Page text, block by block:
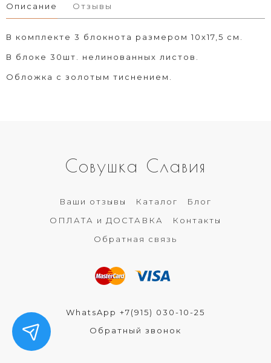
Описание Отзывы
В комплекте 3 блокнота размером 10х17,5 см.
В блоке 30шт. нелинованных листов.
Обложка с золотым тиснением.
Совушка Славия
Ваши отзывы Каталог
Блог
ОПЛАТА и ДОСТАВКА
Контакты
Обратная связь
WhatsApp +7(915) 030-10-25
Обратный звонок